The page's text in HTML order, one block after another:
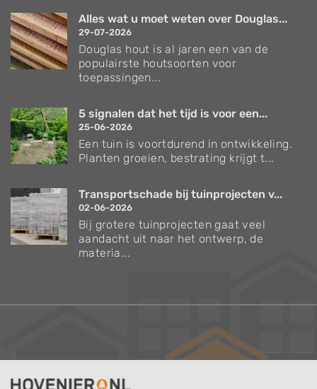
Alles wat u moet weten over Douglas...
29-07-2026
Douglas hout is al jaren een van de
populairste houtsoorten voor
toepassingen...
5 signalen dat het tijd is voor een...
25-06-2026
Een tuin is voortdurend in ontwikkeling.
Planten groeien, bestrating krijgt t...
Transportschade bij tuinprojecten v...
02-06-2026
Bij grotere tuinprojecten gaat veel
aandacht uit naar het ontwerp, de
materia...